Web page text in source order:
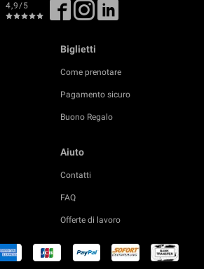
4,9/5
Biglietti
Come prenotare
Pagamento sicuro
Buono Regalo
Aiuto
Contatti
FAQ
Offerte di lavoro